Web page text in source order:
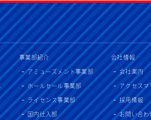
事業部紹介
アミューズメント事業部
ホールセール事業部
ライセンス事業部
国内仕入部
会社情報
会社案内
アクセスマ
採用情報
お問い合わ